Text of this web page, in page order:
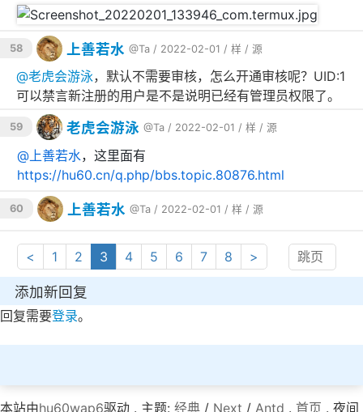
58 上善若水 @Ta / 2022-02-01 / 样 / 源
@老虎会游泳，默认不需要审核，怎么开通审核呢？UID:1
可以禁言新注册的用户是不是说明已经有管理员权限了。
59 老虎会游泳 @Ta / 2022-02-01 / 样 / 源
@ 上善若水，这里面有
https://hu60.cn/q.php/bbs.topic.80876.html
60 上善若水 @Ta / 2022-02-01 / 样 / 源
< 1 2 3 4 5 6 7 8 >
添加新回复
回复需要登录。
本站由hu60wap6驱动 . 主题: 经典 / Next / Antd . 首页 . 夜间